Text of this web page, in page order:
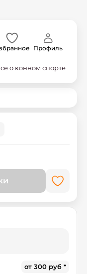
Профиль
о конном спорте
от 300 руб *